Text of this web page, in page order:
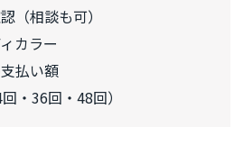
（相談も可）
カラー
払い額
・36回・48回）